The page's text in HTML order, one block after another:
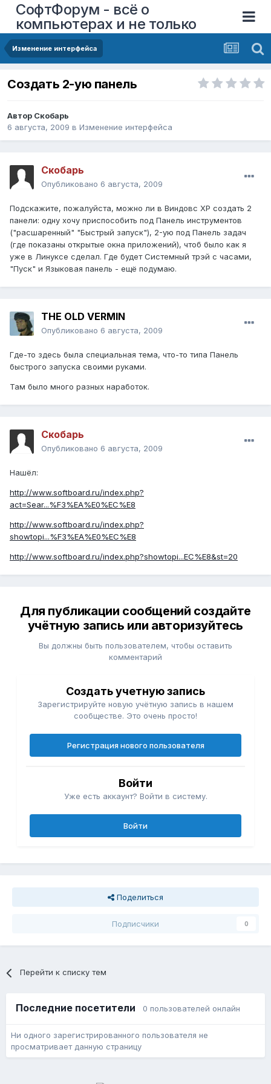
СофтФорум - всё о
компьютерах и не только
Изменение интерфейса
Создать 2-ую панель
Автор Скобарь
6 августа, 2009 в Изменение интерфейса
Скобарь
Опубликовано 6 августа, 2009
Подскажите, пожалуйста, можно ли в Виндовс XP создать 2
панели: одну хочу приспособить под Панель инструментов
("расшаренный" "Быстрый запуск"), 2-ую под Панель задач
(где показаны открытые окна приложений), чтоб было как я
уже в Линуксе сделал. Где будет Системный трэй с часами,
"Пуск" и Языковая панель - ещё подумаю.
THE OLD VERMIN
Опубликовано 6 августа, 2009
Где-то здесь была специальная тема, что-то типа Панель
быстрого запуска своими руками.
Там было много разных наработок.
Скобарь
Опубликовано 6 августа, 2009
Нашёл:
http://www.softboard.ru/index.php?
act=Sear...%F3%EA%E0%EC%E8
http://www.softboard.ru/index.php?
showtopi...%F3%EA%E0%EC%E8
http://www.softboard.ru/index.php?showtopi...EC%E8&st=20
Для публикации сообщений создайте
учётную запись или авторизуйтесь
Вы должны быть пользователем, чтобы оставить
комментарий
Создать учетную запись
Зарегистрируйте новую учётную запись в нашем
сообществе. Это очень просто!
Регистрация нового пользователя
Войти
Уже есть аккаунт? Войти в систему.
Войти
Поделиться
Подписчики 0
Перейти к списку тем
Последние посетители 0 пользователей онлайн
Ни одного зарегистрированного пользователя не
просматривает данную страницу